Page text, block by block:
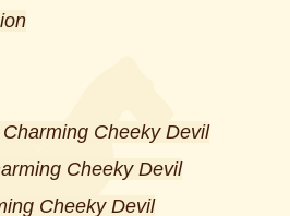
Cheeky Devil
Cheeky Devil
Cheeky Devil